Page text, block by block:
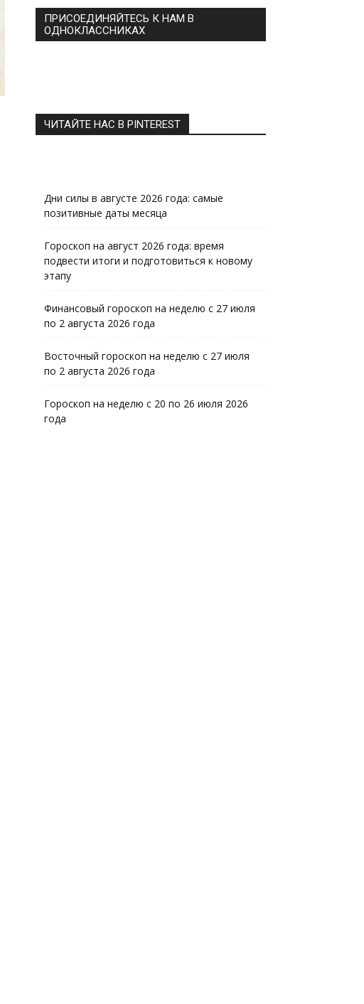
ПРИСОЕДИНЯЙТЕСЬ К НАМ В
ОДНОКЛАССНИКАХ
ЧИТАЙТЕ НАС В PINTEREST
Дни силы в августе 2026 года: самые
позитивные даты месяца
Гороскоп на август 2026 года: время
подвести итоги и подготовиться к новому
этапу
Финансовый гороскоп на неделю с 27 июля
по 2 августа 2026 года
Восточный гороскоп на неделю с 27 июля
по 2 августа 2026 года
Гороскоп на неделю с 20 по 26 июля 2026
года